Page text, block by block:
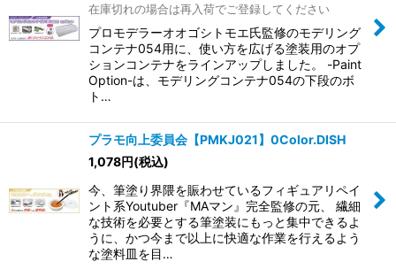
在庫切れの場合は再入荷でご登録してください
プロモデラーオオゴシトモエ氏監修のモデリング
コンテナ054用に、使い方を広げる塗装用のオプ
ションコンテナをラインアップしました。 -Paint
Option-は、モデリングコンテナ054の下段のボ
ト…
プラモ向上委員会【PMKJ021】0Color.DISH
1,078円(税込)
今、筆塗り界隈を賑わせているフィギュアリペイ
ント系Youtuber『MAマン』完全監修の元、 繊細
な技術を必要とする筆塗装にもっと集中できるよ
うに、かつ今まで以上に快適な作業を行えるよう
な塗料皿を目…